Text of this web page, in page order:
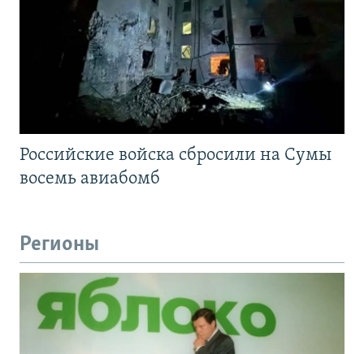
Российские войска сбросили на Сумы
восемь авиабомб
Регионы